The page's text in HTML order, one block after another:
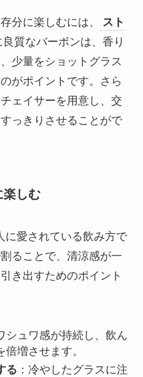
分に楽しむには、
スト
質なバーボンは、香り
少量をショットグラス
がポイントです。さら
ェイサーを用意し、交
っきりさせることがで
楽しむ
に愛されている飲み方で
ることで、清涼感が一
き出すためのポイント
シュワ感が持続し、飲ん
増させます。
る ：冷やしたグラスに注